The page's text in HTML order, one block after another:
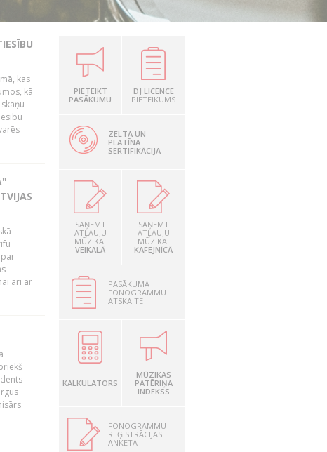
kas
kā
arī ar
PIETEIKT
PASĀKUMU
DJ LICENCE
PIETEIKUMS
ZELTA UN
PLATĪNA
SERTIFIKĀCIJA
SAŅEMT
ATĻAUJU
MŪZIKAI
VEIKALĀ
SAŅEMT
ATĻAUJU
MŪZIKAI
KAFEJNĪCĀ
PASĀKUMA
FONOGRAMMU
ATSKAITE
KALKULATORS
MŪZIKAS
PATĒRIŅA
INDEKSS
FONOGRAMMU
REĢISTRĀCIJAS
ANKETA